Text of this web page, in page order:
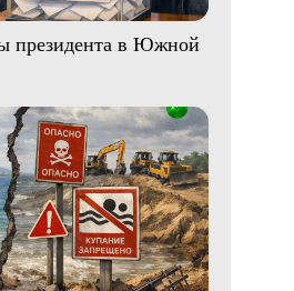
президента в Южной